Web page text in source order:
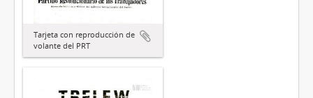
Tarjeta con reproducción de
volante del PRT